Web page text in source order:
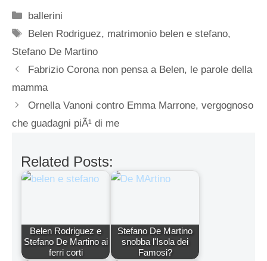
Categorie
ballerini
Tag
Belen Rodriguez, matrimonio belen e stefano,
Stefano De Martino
Fabrizio Corona non pensa a Belen, le parole della
mamma
Ornella Vanoni contro Emma Marrone, vergognoso
che guadagni piÃ¹ di me
Related Posts:
Belen Rodriguez e
Stefano De Martino ai
ferri corti
Stefano De Martino
snobba l'Isola dei
Famosi?